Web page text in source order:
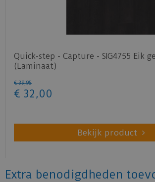
Quick-step - Capture - SIG4755 Eik
(Laminaat)
€ 39,95
€ 32 ,00
Bekijk product
Extra benodigdheden